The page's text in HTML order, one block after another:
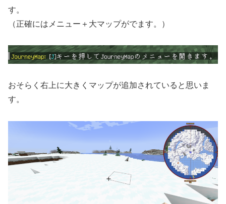
す。
（正確にはメニュー＋大マップがでます。）
おそらく右上に大きくマップが追加されていると思いま
す。